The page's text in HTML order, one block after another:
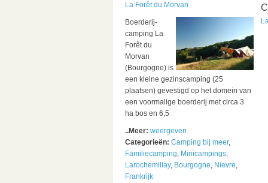
La Forêt du Morvan
Boerderij-
camping La
Forêt du
Morvan
(Bourgogne) is
een kleine gezinscamping (25
plaatsen) gevestigd op het domein van
een voormalige boerderij met circa 3
ha bos en 6,5
..Meer: weergeven
Categorieën: Camping bij meer,
Familiecamping, Minicampings,
Larochemillay, Bourgogne, Nievre,
Frankrijk